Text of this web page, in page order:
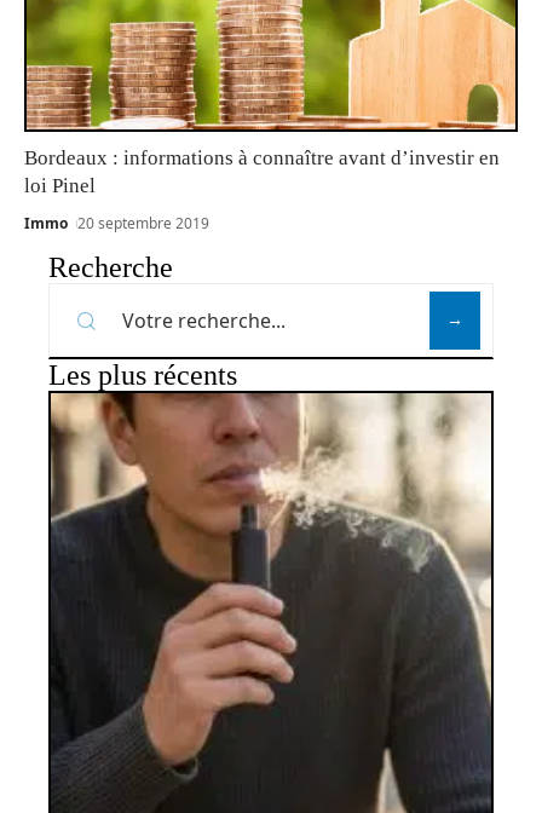
Bordeaux : informations à connaître avant d’investir en
loi Pinel
Immo 20 septembre 2019
Recherche
Les plus récents